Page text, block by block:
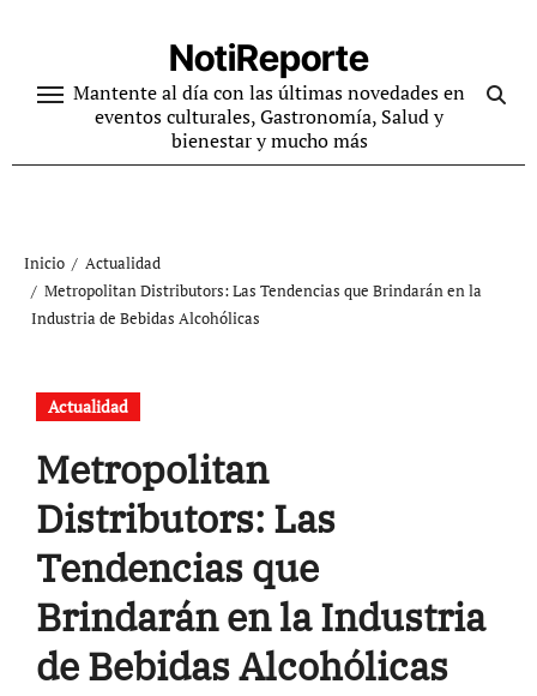
contenido
NotiReporte
Mantente al día con las últimas novedades en
eventos culturales, Gastronomía, Salud y
bienestar y mucho más
Inicio
Actualidad
Metropolitan Distributors: Las Tendencias que Brindarán en la
Industria de Bebidas Alcohólicas
Actualidad
Metropolitan
Distributors: Las
Tendencias que
Brindarán en la Industria
de Bebidas Alcohólicas